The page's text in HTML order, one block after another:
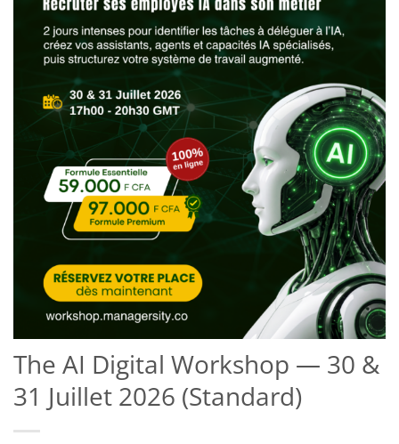
d’envies
The AI Digital Workshop — 30 &
31 Juillet 2026 (Standard)